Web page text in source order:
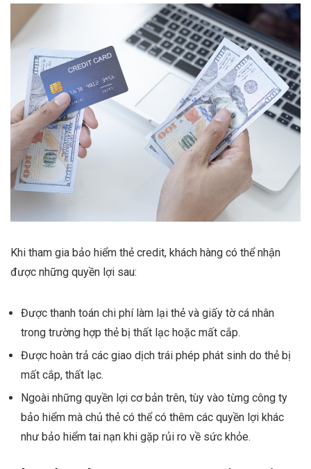
Khi tham gia bảo hiểm thẻ credit, khách hàng có thể nhận
được những quyền lợi sau:
Được thanh toán chi phí làm lại thẻ và giấy tờ cá nhân
trong trường hợp thẻ bị thất lạc hoặc mất cắp.
Được hoàn trả các giao dịch trái phép phát sinh do thẻ bị
mất cắp, thất lạc.
Ngoài những quyền lợi cơ bản trên, tùy vào từng công ty
bảo hiểm mà chủ thẻ có thể có thêm các quyền lợi khác
như bảo hiểm tai nạn khi gặp rủi ro về sức khỏe.